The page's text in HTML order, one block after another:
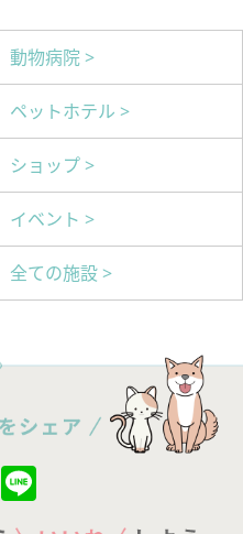
動物病院 >
ペットホテル >
ショップ >
イベント >
全ての施設 >
Twitter